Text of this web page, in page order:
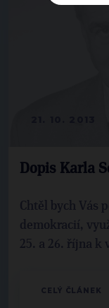
Dopis Karla
Chtěl bych Vás
demokracií,
25. a 26. října k
CELÝ ČLÁNEK